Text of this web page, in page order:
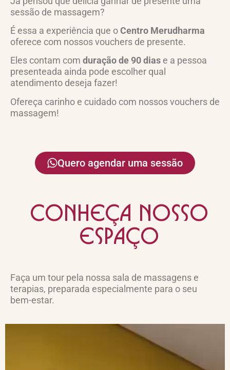
sessão de massagem?
É essa a experiência que oCentro Merudharma
oferece com nossos vouchers de presente.
Eles contam com duração de 90 dias e a pessoa
presenteada ainda pode escolher qual
atendimento deseja fazer!
Ofereça carinho e cuidado com nossos vouchers de
massagem!
Quero agendar uma sessão
Conheça nosso
espaço
Faça um tour pela nossa sala de massagens e
terapias, preparada especialmente para o seu
bem-estar.